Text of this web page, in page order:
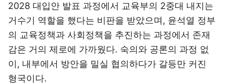
2028 대입안 발표 과정에서 교육부의 2중대 내지는
거수기 역할을 했다는 비판을 받았으며, 윤석열 정부
의 교육정책과 사회정책을 추진하는 과정에서 존재
감은 거의 제로에 가까웠다. 숙의와 공론의 과정 없
이, 내부에서 방안을 밀실 협의하다가 갈등만 커진
형국이다.